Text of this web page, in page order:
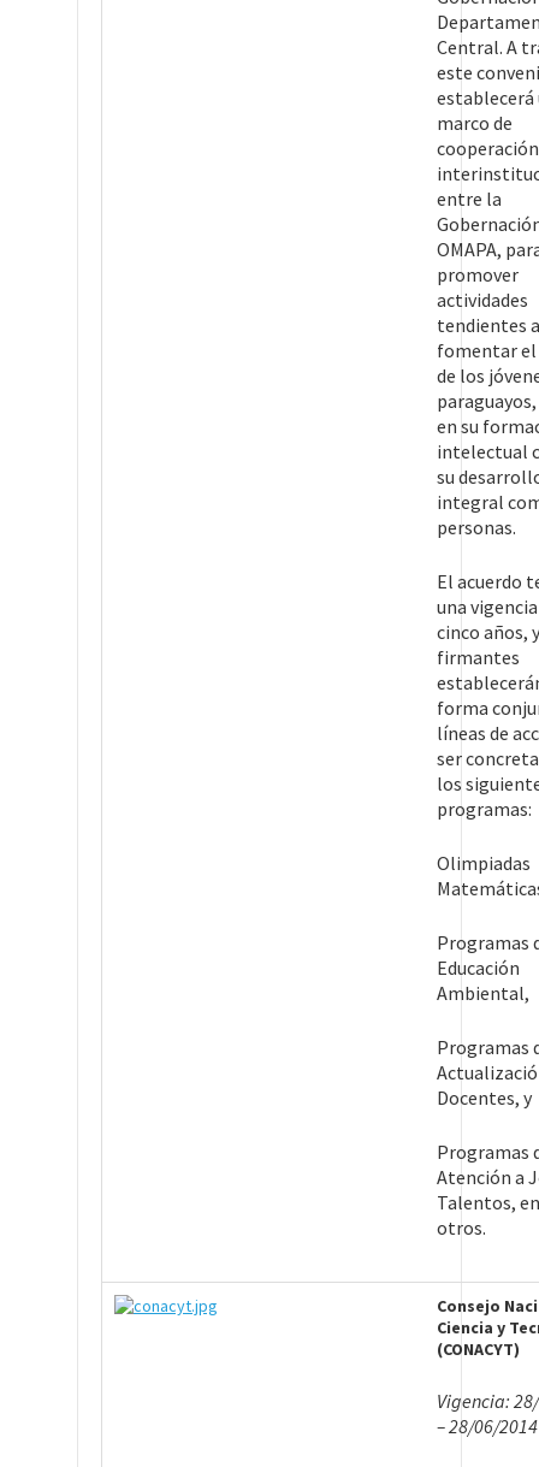
Central. A
este
establecerá
marco de
cooperación
entre la
OMAPA,
promover
actividades
tendientes a
fomentar el
de los
en su
intelectual
su
integral
personas.
El acuerdo
una
cinco años,
firmantes
forma
líneas de
ser
los
programas:
Olimpiadas
Programas
Educación
Ambiental,
Programas
Docentes, y
Programas
Atención a
Talentos,
otros.
Consejo
Ciencia y
(CONACYT)
Vigencia:
– 28/06/2014